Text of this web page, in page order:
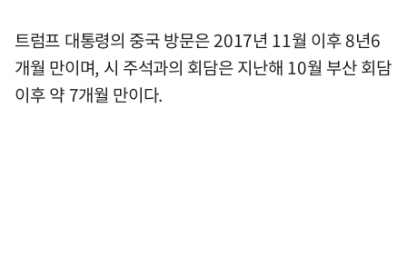
트럼프 대통령의 중국 방문은 2017년 11월 이후 8년6
개월 만이며, 시 주석과의 회담은 지난해 10월 부산 회담
이후 약 7개월 만이다.